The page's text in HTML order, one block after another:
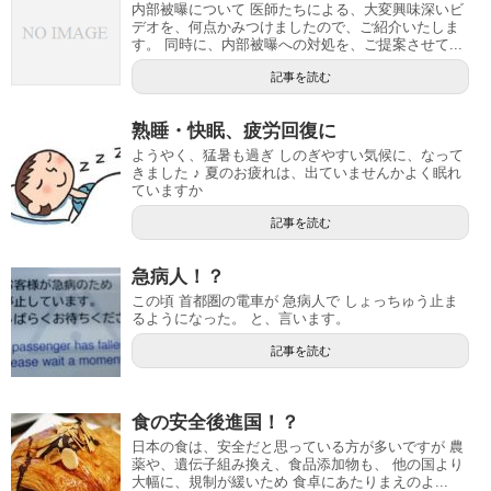
内部被曝について 医師たちによる、大変興味深いビ
デオを、何点かみつけましたので、ご紹介いたしま
す。 同時に、内部被曝への対処を、ご提案させて...
記事を読む
熟睡・快眠、疲労回復に
ようやく、猛暑も過ぎ しのぎやすい気候に、なって
きました ♪ 夏のお疲れは、出ていませんかよく眠れ
ていますか
記事を読む
急病人！？
この頃 首都圏の電車が 急病人で しょっちゅう止ま
るようになった。 と、言います。
記事を読む
食の安全後進国！？
日本の食は、安全だと思っている方が多いですが 農
薬や、遺伝子組み換え、食品添加物も、 他の国より
大幅に、規制が緩いため 食卓にあたりまえのよ...